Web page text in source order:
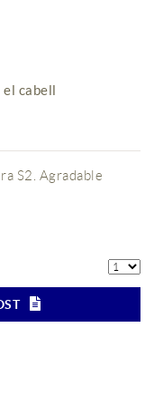
el cabell
S2. Agradable